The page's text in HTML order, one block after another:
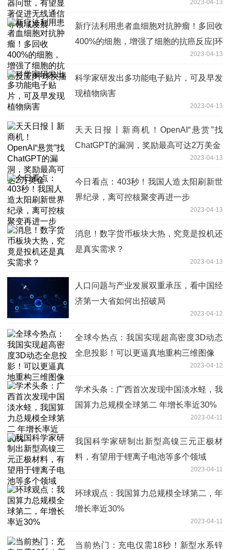
2023-04-13
新疗法利用患者血细胞对抗肿瘤！多回收
400%的细胞，增强了细胞的抗癌反应|环
2023-04-13
科学家研发出多功能电子贴片，可及早发
现植物病害
2023-04-13
天天日报丨新商机！OpenAI“悬赏”找
ChatGPT的漏洞，奖励最高可达2万美金
2023-04-13
今日看点：403秒！我国人造太阳刷新世
界纪录，离可控核聚变再进一步
2023-04-13
消息！数字货币板块大热，究竟是投机还
是真实需求？
2023-04-13
人口问题与产业发展双重承压，看中国经
济第一大省如何出招破局
2023-04-12
全球今热点：我国实现超高密度3D动态
全息投影！可以更逼真地重构三维图像
2023-04-12
学术头条：广西首次发现中国淡水蛏，我
国算力总规模全球第二 年增长率近30%
2023-04-11
我国科学家研制出新型高镍三元正极材
料，有望用于锂离子电池等多个领域
2023-04-11
环球观点：我国算力总规模全球第二，年
增长率近30%
2023-04-11
当前热门：充电仅需18秒！新型水系锌